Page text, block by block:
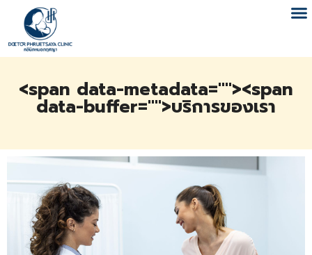
<span data-metadata=""><span
data-buffer="">บริการของเรา